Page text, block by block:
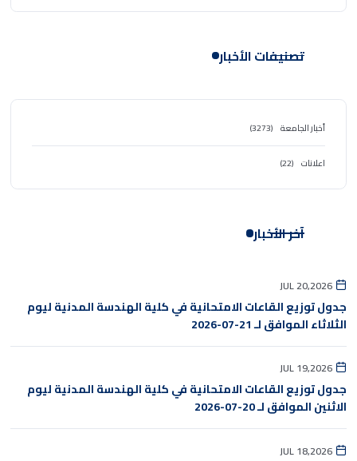
تصنيفات الأخبار
أخبار الجامعة (3273)
اعلانات (22)
آخر الأخبار
JUL 20,2026
جدول توزيع القاعات الامتحانية في كلية الهندسة المدنية ليوم
الثلاثاء الموافق لـ 21-07-2026
JUL 19,2026
جدول توزيع القاعات الامتحانية في كلية الهندسة المدنية ليوم
الاثنين الموافق لـ 20-07-2026
JUL 18,2026